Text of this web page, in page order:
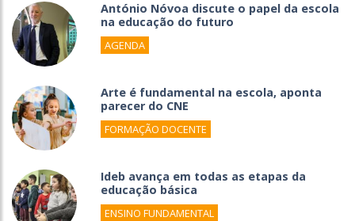
António Nóvoa discute o papel da escola
na educação do futuro
AGENDA
Arte é fundamental na escola, aponta
parecer do CNE
FORMAÇÃO DOCENTE
Ideb avança em todas as etapas da
educação básica
ENSINO FUNDAMENTAL